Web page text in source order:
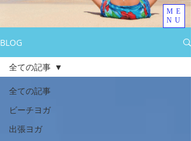
ME
NU
BLOG
全ての記事
ビーチヨガ
出張ヨガ
全ての記事